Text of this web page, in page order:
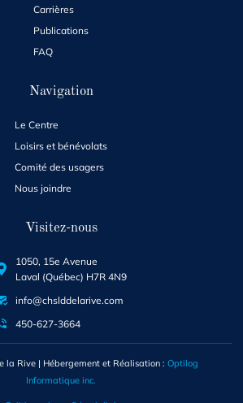
Carrières
Publications
FAQ
Navigation
Le Centre
Loisirs et bénévolats
Comité des usagers
Nous joindre
Visitez-nous
1050, 15e Avenue
Laval (Québec) H7R 4N9
info@chslddelarive.com
450-627-3664
la Rive | Hébergement et Réalisation : Optilog
Informatique inc.